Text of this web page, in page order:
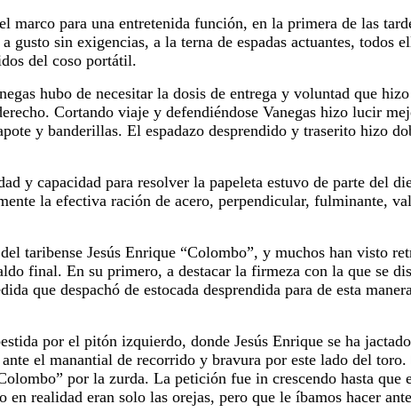
marco para una entretenida función, en la primera de las
a gusto sin exigencias, a la terna de espadas actuantes, todos
del coso portátil.
hubo de necesitar la dosis de entrega y voluntad que
Cortando viaje y defendiéndose Vanegas hizo lucir
y banderillas. El espadazo desprendido y traserito hizo
y capacidad para resolver la papeleta estuvo de parte del
la efectiva ración de acero, perpendicular, fulminante,
taribense Jesús Enrique “Colombo”, y muchos han visto
final. En su primero, a destacar la firmeza con la que se
que despachó de estocada desprendida para de esta
por el pitón izquierdo, donde Jesús Enrique se ha
el manantial de recorrido y bravura por este lado del
por la zurda. La petición fue in crescendo hasta que
en realidad eran solo las orejas, pero que le íbamos hacer